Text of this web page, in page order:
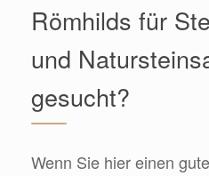
Römhilds für
und
gesucht?
Wenn Sie hier einen